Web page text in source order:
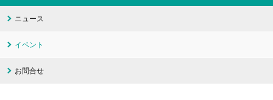
ニュース
イベント
お問合せ